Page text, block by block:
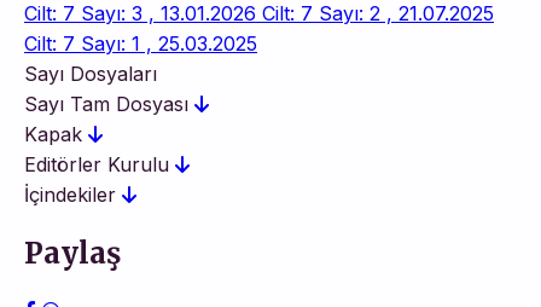
Cilt: 7 Sayı: 3 , 13.01.2026 Cilt: 7 Sayı: 2 , 21.07.2025
Cilt: 7 Sayı: 1 , 25.03.2025
Sayı Dosyaları
Sayı Tam Dosyası
Kapak
Editörler Kurulu
İçindekiler
Paylaş